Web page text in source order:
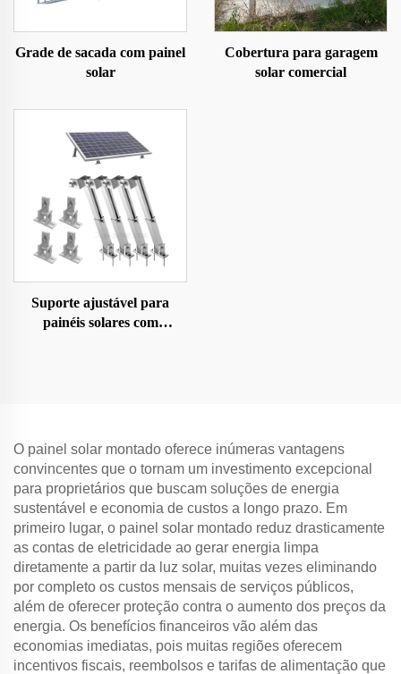
Grade de sacada com painel
solar
Cobertura para garagem
solar comercial
Suporte ajustável para
painéis solares com
O painel solar montado oferece inúmeras vantagens
convincentes que o tornam um investimento excepcional
para proprietários que buscam soluções de energia
sustentável e economia de custos a longo prazo. Em
primeiro lugar, o painel solar montado reduz drasticamente
as contas de eletricidade ao gerar energia limpa
diretamente a partir da luz solar, muitas vezes eliminando
por completo os custos mensais de serviços públicos,
além de oferecer proteção contra o aumento dos preços da
energia. Os benefícios financeiros vão além das
economias imediatas, pois muitas regiões oferecem
incentivos fiscais, reembolsos e tarifas de alimentação que